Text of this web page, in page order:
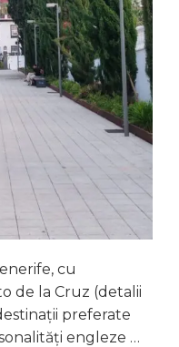
cu
de la Cruz (detalii
preferate
engleze …